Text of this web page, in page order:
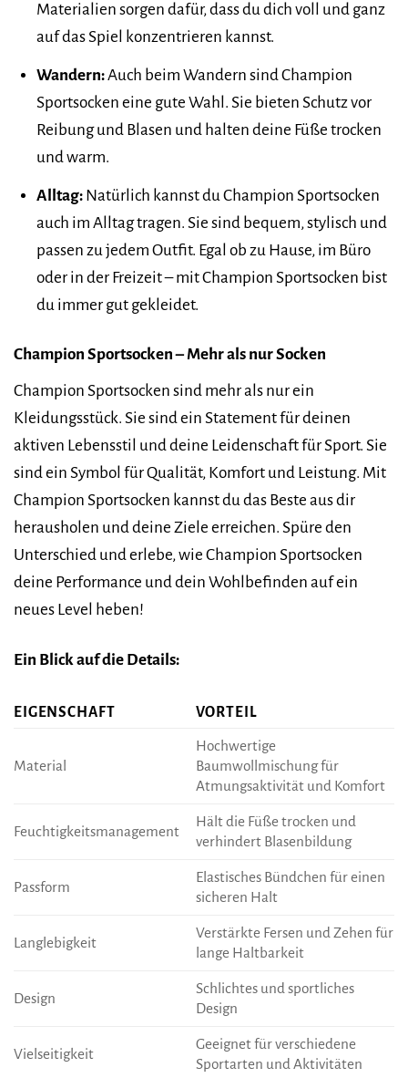
Materialien sorgen dafür, dass du dich voll und ganz
auf das Spiel konzentrieren kannst.
Wandern:Auch beim Wandern sind Champion
Sportsocken eine gute Wahl. Sie bieten Schutz vor
Reibung und Blasen und halten deine Füße trocken
und warm.
Alltag:Natürlich kannst du Champion Sportsocken
auch im Alltag tragen. Sie sind bequem, stylisch und
passen zu jedem Outfit. Egal ob zu Hause, im Büro
oder in der Freizeit – mit Champion Sportsocken bist
du immer gut gekleidet.
Champion Sportsocken – Mehr als nur Socken
Champion Sportsocken sind mehr als nur ein
Kleidungsstück. Sie sind ein Statement für deinen
aktiven Lebensstil und deine Leidenschaft für Sport. Sie
sind ein Symbol für Qualität, Komfort und Leistung. Mit
Champion Sportsocken kannst du das Beste aus dir
herausholen und deine Ziele erreichen. Spüre den
Unterschied und erlebe, wie Champion Sportsocken
deine Performance und dein Wohlbefinden auf ein
neues Level heben!
Ein Blick auf die Details:
EIGENSCHAFT VORTEIL
Material
Hochwertige
Baumwollmischung für
Atmungsaktivität und Komfort
Feuchtigkeitsmanagement
Hält die Füße trocken und
verhindert Blasenbildung
Passform
Elastisches Bündchen für einen
sicheren Halt
Langlebigkeit
Verstärkte Fersen und Zehen für
lange Haltbarkeit
Design
Schlichtes und sportliches
Design
Vielseitigkeit
Geeignet für verschiedene
Sportarten und Aktivitäten